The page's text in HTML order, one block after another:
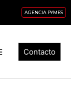
AGENCIA PYMES
Contacto